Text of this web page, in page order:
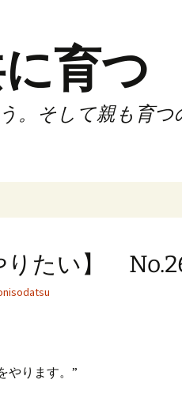
に育
。そして親も育つ
りたい】
やります。”